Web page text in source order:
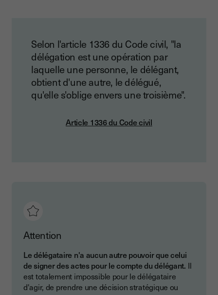
Selon l'article 1336 du Code civil, "la
délégation est une opération par
laquelle une personne, le délégant,
obtient d'une autre, le délégué,
qu'elle s'oblige envers une troisième".
Article 1336 du Code civil
Attention
Le délégataire n'a aucun autre pouvoir que celui
de signer des actes pour le compte du délégant. Il
est totalement impossible pour le délégataire
d'agir, de prendre une décision stratégique ou